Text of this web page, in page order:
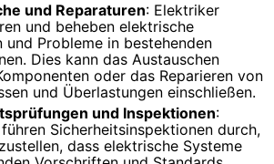
und Reparaturen: Elektriker
und beheben elektrische
und Probleme in bestehenden
Dies kann das Austauschen
oder das Reparieren von
und Überlastungen einschließen.
und Inspektionen:
Sicherheitsinspektionen durch,
dass elektrische Systeme